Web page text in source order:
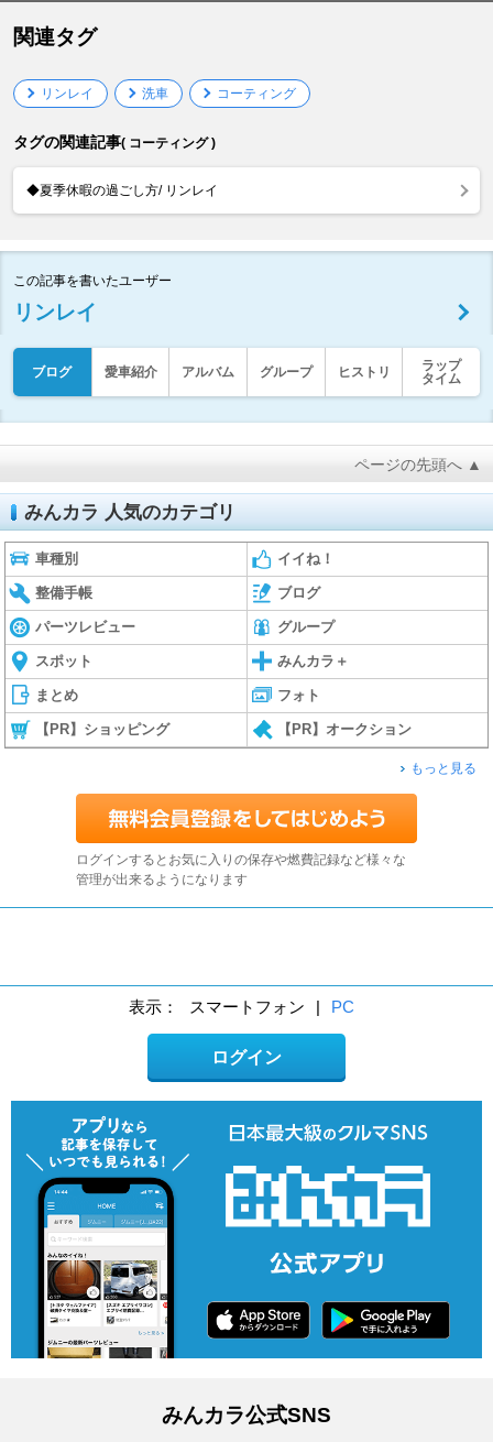
関連タグ
リンレイ 洗車 コーティング
タグの関連記事( コーティング )
◆夏季休暇の過ごし方/ リンレイ
この記事を書いたユーザー
リンレイ
ブログ 愛車紹介 アルバム グループ ヒストリ
ラップ
タイム
ページの先頭へ ▲
みんカラ 人気のカテゴリ
車種別 イイね！
整備手帳 ブログ
パーツレビュー グループ
スポット みんカラ＋
まとめ フォト
【PR】ショッピング 【PR】オークション
もっと見る
ログインするとお気に入りの保存や燃費記録など様々な
管理が出来るようになります
表示： スマートフォン | PC
ログイン
みんカラ公式SNS